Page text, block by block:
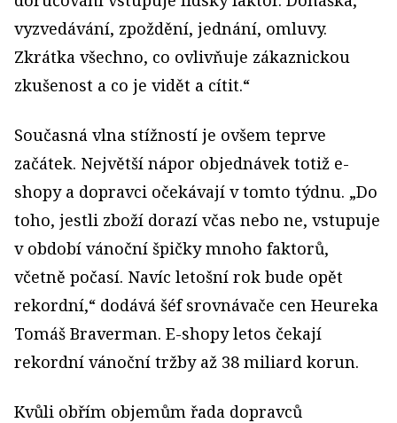
vyzvedávání, zpoždění, jednání, omluvy.
Zkrátka všechno, co ovlivňuje zákaznickou
zkušenost a co je vidět a cítit.“
Současná vlna stížností je ovšem teprve
začátek. Největší nápor objednávek totiž e-
shopy a dopravci očekávají v tomto týdnu. „Do
toho, jestli zboží dorazí včas nebo ne, vstupuje
v období vánoční špičky mnoho faktorů,
včetně počasí. Navíc letošní rok bude opět
rekordní,“ dodává šéf srovnávače cen Heureka
Tomáš Braverman. E-shopy letos čekají
rekordní vánoční tržby až 38 miliard korun.
Kvůli obřím objemům řada dopravců